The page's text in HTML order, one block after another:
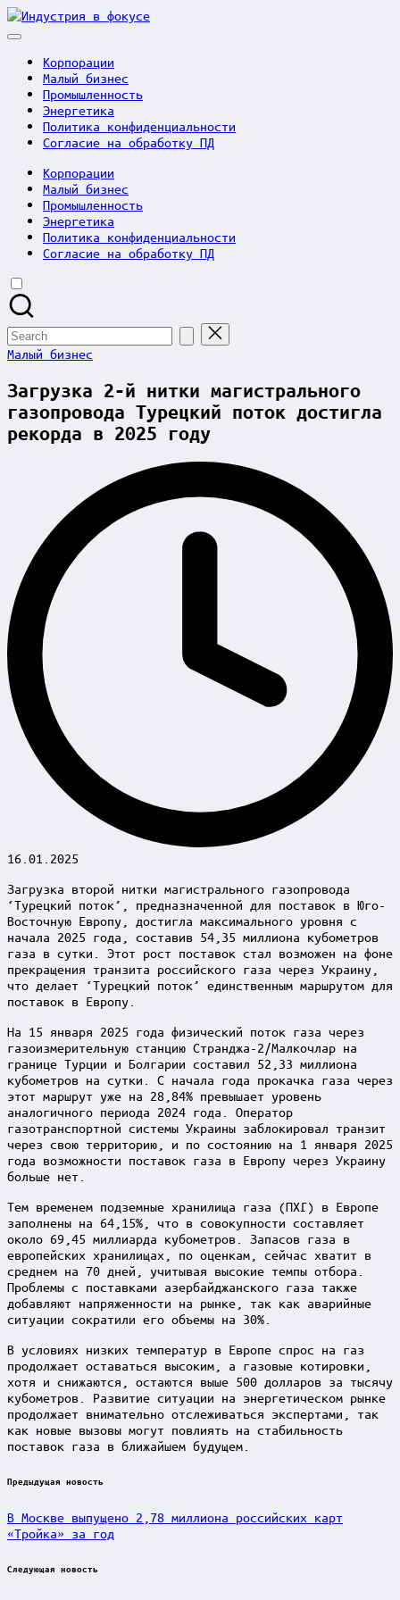
Skip
to
Индустрия
Корпорации
Малый бизнес
Промышленность
Энергетика
Политика конфиденциальности
Согласие на обработку ПД
Корпорации
Малый бизнес
Промышленность
Энергетика
Политика конфиденциальности
Согласие на обработку ПД
Search
for:
Posted
Малый бизнес
Загрузка 2-й нитки магистрального
газопровода Турецкий поток достигла
рекорда в 2025 году
16.01.2025
Загрузка второй нитки магистрального газопровода
‘Турецкий поток’, предназначенной для поставок в Юго-
Восточную Европу, достигла максимального уровня с
начала 2025 года, составив 54,35 миллиона кубометров
газа в сутки. Этот рост поставок стал возможен на фоне
прекращения транзита российского газа через Украину,
что делает ‘Турецкий поток’ единственным маршрутом для
поставок в Европу.
На 15 января 2025 года физический поток газа через
газоизмерительную станцию Странджа-2/Малкочлар на
границе Турции и Болгарии составил 52,33 миллиона
кубометров на сутки. С начала года прокачка газа через
этот маршрут уже на 28,84% превышает уровень
аналогичного периода 2024 года. Оператор
газотранспортной системы Украины заблокировал транзит
через свою территорию, и по состоянию на 1 января 2025
года возможности поставок газа в Европу через Украину
больше нет.
Тем временем подземные хранилища газа (ПХГ) в Европе
заполнены на 64,15%, что в совокупности составляет
около 69,45 миллиарда кубометров. Запасов газа в
европейских хранилищах, по оценкам, сейчас хватит в
среднем на 70 дней, учитывая высокие темпы отбора.
Проблемы с поставками азербайджанского газа также
добавляют напряженности на рынке, так как аварийные
ситуации сократили его объемы на 30%.
В условиях низких температур в Европе спрос на газ
продолжает оставаться высоким, а газовые котировки,
хотя и снижаются, остаются выше 500 долларов за тысячу
кубометров. Развитие ситуации на энергетическом рынке
продолжает внимательно отслеживаться экспертами, так
как новые вызовы могут повлиять на стабильность
поставок газа в ближайшем будущем.
Post
Предыдущая новость
В Москве выпущено 2,78 миллиона российских карт
«Тройка» за год
Следующая новость